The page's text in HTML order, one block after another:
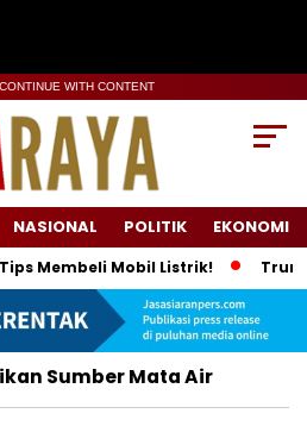
WITH CONTENT
NASIONAL POLITIK EKONOMI
Membeli Mobil Listrik!
Sumber Mata Air